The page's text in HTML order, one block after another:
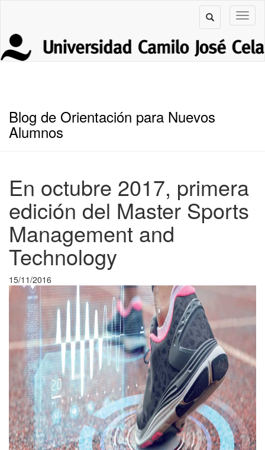
Blog de Orientación para Nuevos
Alumnos
En octubre 2017, primera
edición del Master Sports
Management and
Technology
15/11/2016